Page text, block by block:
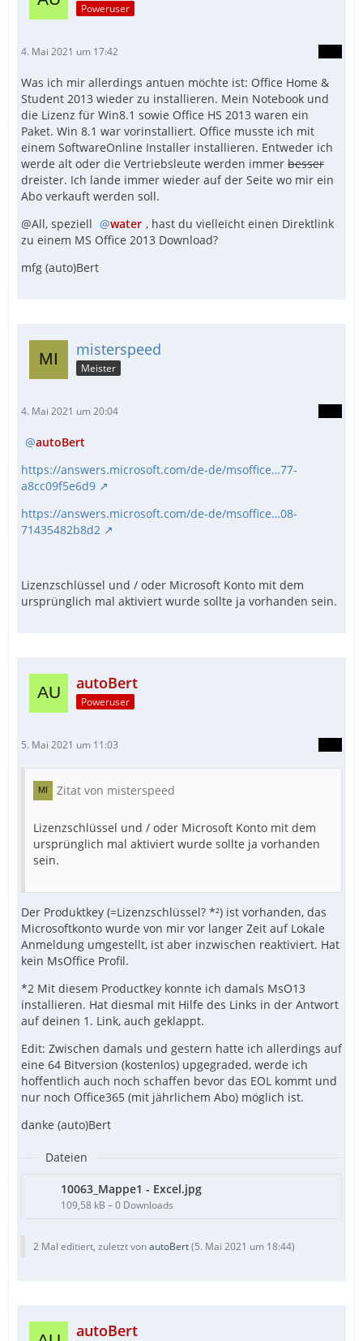
Poweruser
4. Mai 2021 um 17:42
Was ich mir allerdings antuen möchte ist: Office Home &
Student 2013 wieder zu installieren. Mein Notebook und
die Lizenz für Win8.1 sowie Office HS 2013 waren ein
Paket. Win 8.1 war vorinstalliert. Office musste ich mit
einem SoftwareOnline Installer installieren. Entweder ich
werde alt oder die Vertriebsleute werden immer besser
dreister. Ich lande immer wieder auf der Seite wo mir ein
Abo verkauft werden soll.
@All, speziell
water , hast du vielleicht einen Direktlink
zu einem MS Office 2013 Download?
mfg (auto)Bert
misterspeed
Meister
4. Mai 2021 um 20:04
autoBert
https://answers.microsoft.com/de-de/msoffice…77-
a8cc09f5e6d9
https://answers.microsoft.com/de-de/msoffice…08-
71435482b8d2
Lizenzschlüssel und / oder Microsoft Konto mit dem
ursprünglich mal aktiviert wurde sollte ja vorhanden sein.
autoBert
Poweruser
5. Mai 2021 um 11:03
Zitat von misterspeed
Lizenzschlüssel und / oder Microsoft Konto mit dem
ursprünglich mal aktiviert wurde sollte ja vorhanden
sein.
Der Produktkey (=Lizenzschlüssel? *²) ist vorhanden, das
Microsoftkonto wurde von mir vor langer Zeit auf Lokale
Anmeldung umgestellt, ist aber inzwischen reaktiviert. Hat
kein MsOffice Profil.
*2 Mit diesem Productkey konnte ich damals MsO13
installieren. Hat diesmal mit Hilfe des Links in der Antwort
auf deinen 1. Link, auch geklappt.
Edit: Zwischen damals und gestern hatte ich allerdings auf
eine 64 Bitversion (kostenlos) upgegraded, werde ich
hoffentlich auch noch schaffen bevor das EOL kommt und
nur noch Office365 (mit jährlichem Abo) möglich ist.
danke (auto)Bert
Dateien
10063_Mappe1 - Excel.jpg
109,58 kB – 0 Downloads
2 Mal editiert, zuletzt vonautoBert(5. Mai 2021 um 18:44)
autoBert